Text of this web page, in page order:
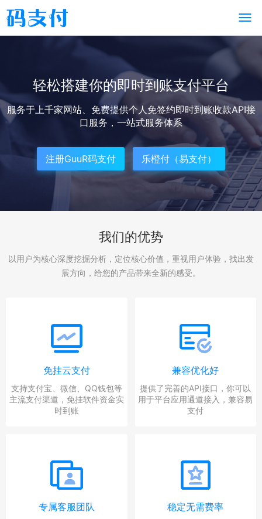
轻松搭建你的即时到账支付平台
服务于上千家网站、免费提供个人免签约即时到账收款API接
口服务，一站式服务体系
注册GuuR码支付 乐橙付（易支付）
我们的优势
以用户为核心深度挖掘分析，定位核心价值，重视用户体验，找出发
展方向，给您的产品带来全新的感受。
免挂云支付
支持支付宝、微信、QQ钱包等
主流支付渠道，免挂软件资金实
时到账
兼容优化好
提供了完善的API接口，你可以
用于平台应用通道接入，兼容易
支付
专属客服团队 稳定无需费率